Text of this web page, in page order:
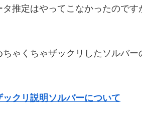
推定はやってこなかったので
ゃくちゃザックリしたソルバー
クリ説明ソルバーについて